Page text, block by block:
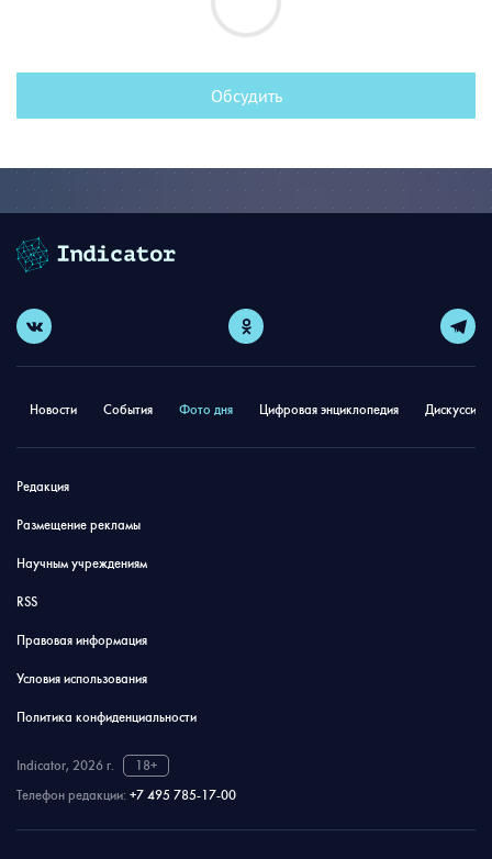
Обсудить
Новости События Фото дня Цифровая энциклопедия
Редакция
Размещение рекламы
Научным учреждениям
RSS
Правовая информация
Условия использования
Политика конфиденциальности
Indicator, 2026 г.
18+
Телефон редакции: +7 495 785-17-00